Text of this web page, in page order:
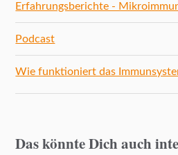
Erfahrungsberichte -
Podcast
Wie funktioniert das
Das könnte Dich auch